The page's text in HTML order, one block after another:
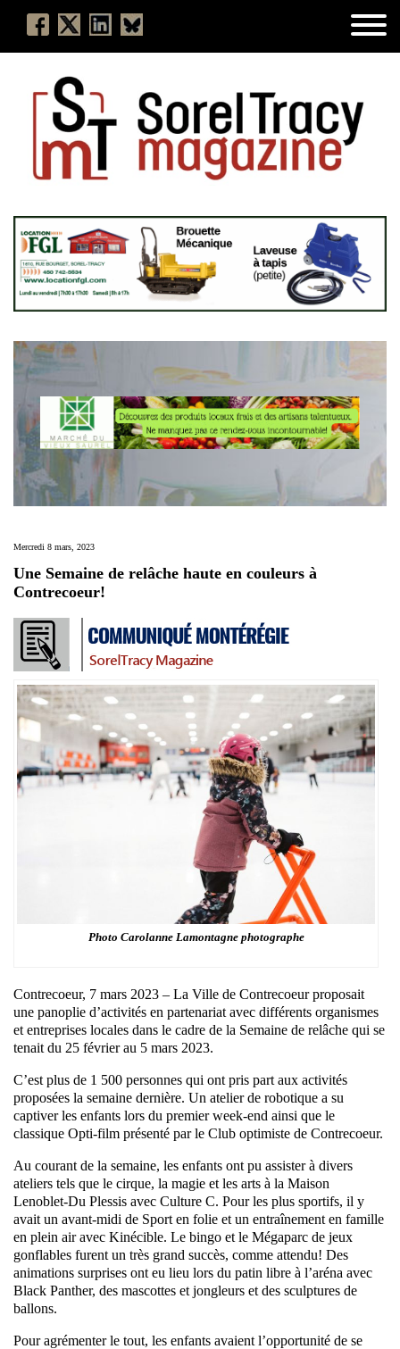
Mercredi 8 mars, 2023
Une Semaine de relâche haute en couleurs à
Contrecoeur!
Photo Carolanne Lamontagne photographe
Contrecoeur, 7 mars 2023 – La Ville de Contrecoeur proposait
une panoplie d’activités en partenariat avec différents organismes
et entreprises locales dans le cadre de la Semaine de relâche qui se
tenait du 25 février au 5 mars 2023.
C’est plus de 1 500 personnes qui ont pris part aux activités
proposées la semaine dernière. Un atelier de robotique a su
captiver les enfants lors du premier week-end ainsi que le
classique Opti-film présenté par le Club optimiste de Contrecoeur.
Au courant de la semaine, les enfants ont pu assister à divers
ateliers tels que le cirque, la magie et les arts à la Maison
Lenoblet-Du Plessis avec Culture C. Pour les plus sportifs, il y
avait un avant-midi de Sport en folie et un entraînement en famille
en plein air avec Kinécible. Le bingo et le Mégaparc de jeux
gonflables furent un très grand succès, comme attendu! Des
animations surprises ont eu lieu lors du patin libre à l’aréna avec
Black Panther, des mascottes et jongleurs et des sculptures de
ballons.
Pour agrémenter le tout, les enfants avaient l’opportunité de se